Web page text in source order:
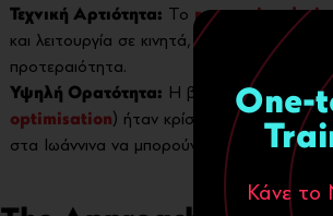
Τεχνική Αρτιότητα: Το responsive
και λειτουργία σε κινητά, tablets και
προτεραιότητα.
Υψηλή Ορατότητα: Η βελτιστοποίηση
optimisation) ήταν κρίσιμη, ώστε οι
στα Ιωάννινα να μπορούν να βρουν εύκολα
One-
Κάνε το